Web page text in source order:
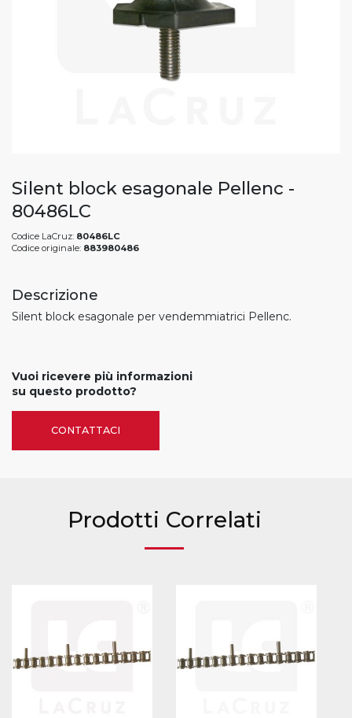
Silent block esagonale Pellenc -
80486LC
Codice LaCruz: 80486LC
Codice originale: 883980486
Descrizione
Silent block esagonale per vendemmiatrici Pellenc.
Vuoi ricevere più informazioni
su questo prodotto?
CONTATTACI
Prodotti Correlati